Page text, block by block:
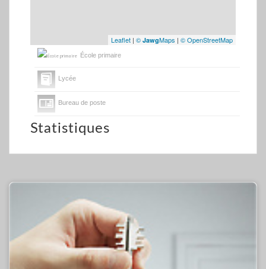
Leaflet | © JawgMaps | © OpenStreetMap
École primaire
Lycée
Bureau de poste
Statistiques